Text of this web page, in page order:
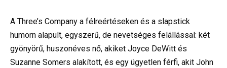
A Three’s Company a félreértéseken és a slapstick
humorn alapult, egyszerű, de nevetséges felállással: két
gyönyörű, huszonéves nő, akiket Joyce DeWitt és
Suzanne Somers alakított, és egy ügyetlen férfi, akit John